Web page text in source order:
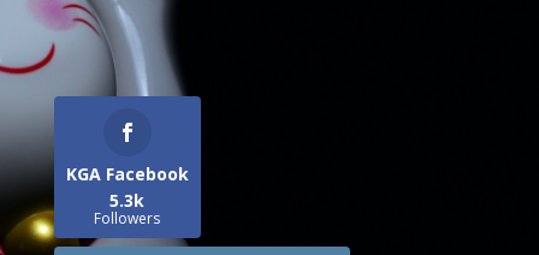
KGA Facebook
5.3k
Followers